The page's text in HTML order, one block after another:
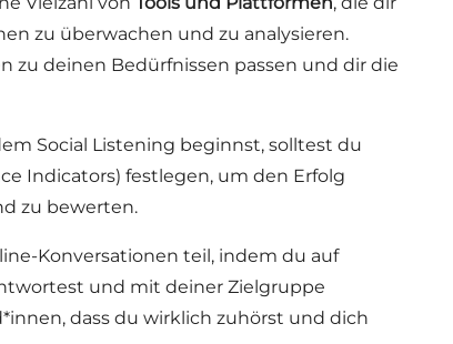
zu überwachen und zu analysieren.
zu deinen Bedürfnissen passen und dir die
Social Listening beginnst, solltest du
Indicators) festlegen, um den Erfolg
zu bewerten.
Konversationen teil, indem du auf
und mit deiner Zielgruppe
dass du wirklich zuhörst und dich